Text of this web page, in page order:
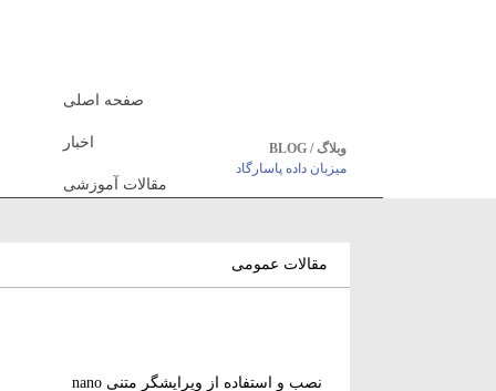
وبلاگ / BLOG
میزبان داده پاسارگاد
صفحه اصلی
اخبار
مقالات آموزشی
مقالات عمومی
نصب و استفاده از ویرایشگر متنی nano